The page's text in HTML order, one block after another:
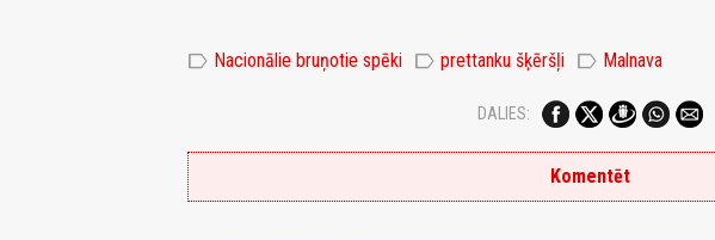
label Nacionālie bruņotie spēki label prettanku šķēršļi label Malnava
DALIES:
Komentēt